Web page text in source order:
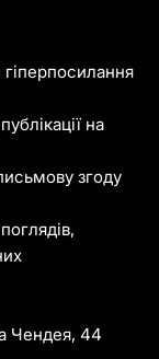
гіперпосилання
на
згоду
Чендея, 44